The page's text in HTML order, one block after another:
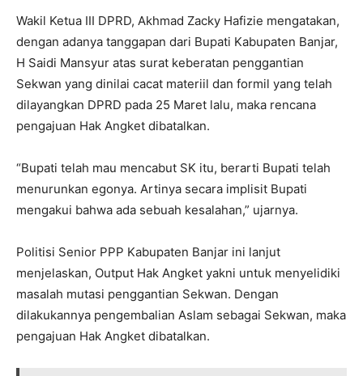
Wakil Ketua III DPRD, Akhmad Zacky Hafizie mengatakan,
dengan adanya tanggapan dari Bupati Kabupaten Banjar,
H Saidi Mansyur atas surat keberatan penggantian
Sekwan yang dinilai cacat materiil dan formil yang telah
dilayangkan DPRD pada 25 Maret lalu, maka rencana
pengajuan Hak Angket dibatalkan.
“Bupati telah mau mencabut SK itu, berarti Bupati telah
menurunkan egonya. Artinya secara implisit Bupati
mengakui bahwa ada sebuah kesalahan,” ujarnya.
Politisi Senior PPP Kabupaten Banjar ini lanjut
menjelaskan, Output Hak Angket yakni untuk menyelidiki
masalah mutasi penggantian Sekwan. Dengan
dilakukannya pengembalian Aslam sebagai Sekwan, maka
pengajuan Hak Angket dibatalkan.